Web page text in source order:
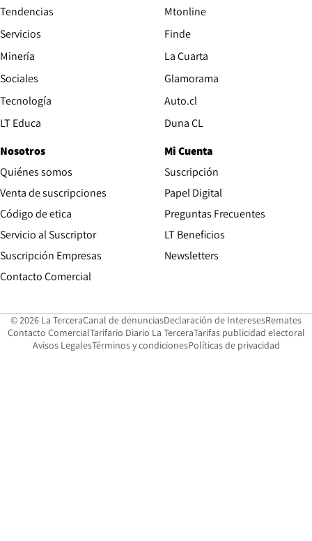
Tendencias
Servicios
Minería
Sociales
Tecnología
LT Educa
Mtonline
Finde
La Cuarta
Glamorama
Auto.clOpens in new window
Duna CLOpens in new window
Nosotros
Quiénes somos
Venta de suscripciones
Código de etica Opens in new window
Servicio al Suscriptor
Suscripción Empresas
Contacto ComercialOpens in new window
Mi Cuenta
Suscripción
Papel DigitalOpens in new
Preguntas Frecuentes
LT Beneficios
Newsletters
© 2026 La TerceraCanal de denunciasOpens in new window
Declaración de InteresesOpens in
Remates
Contacto ComercialOpens in new window
Tarifario Diario La TerceraOpens in new window
Tarifas publicidad electoral
Avisos LegalesOpens in new window
Términos y condicionesPolíticas de privacidad